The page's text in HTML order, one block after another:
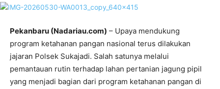
Pekanbaru (Nadariau.com) – Upaya mendukung
program ketahanan pangan nasional terus dilakukan
jajaran Polsek Sukajadi. Salah satunya melalui
pemantauan rutin terhadap lahan pertanian jagung pipil
yang menjadi bagian dari program ketahanan pangan di